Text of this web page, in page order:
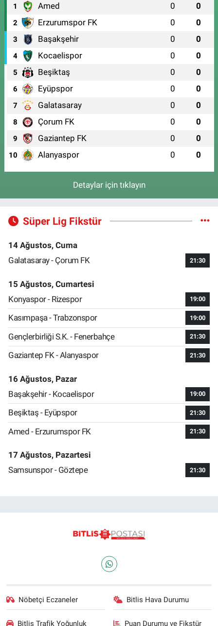
1 Amed 0 0
2 Erzurumspor FK 0 0
3 Başakşehir 0 0
4 Kocaelispor 0 0
5 Beşiktaş 0 0
6 Eyüpspor 0 0
7 Galatasaray 0 0
8 Çorum FK 0 0
9 Gaziantep FK 0 0
10 Alanyaspor 0 0
Detaylar için tıklayın
Süper Lig Fikstür
14 Ağustos, Cuma
Galatasaray - Çorum FK
21:30
15 Ağustos, Cumartesi
Konyaspor - Rizespor
19:00
Kasımpaşa - Trabzonspor 19:00
Gençlerbirliği S.K. - Fenerbahçe 21:30
Gaziantep FK - Alanyaspor 21:30
16 Ağustos, Pazar
Başakşehir - Kocaelispor
19:00
Beşiktaş - Eyüpspor 21:30
Amed - Erzurumspor FK 21:30
17 Ağustos, Pazartesi
Samsunspor - Göztepe
21:30
Nöbetçi Eczaneler Bitlis Hava Durumu
Bitlis Trafik Yoğunluk Puan Durumu ve Fikstür